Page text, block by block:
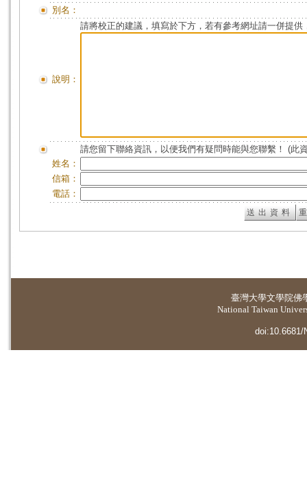
別名：
說明：
請將校正的建議，填寫於下方，若有參考網址請一併提供
請您留下聯絡資訊，以便我們有疑問時能與您聯繫！ (此
姓名：
信箱：
電話：
臺灣大學文學院佛
National Taiwan
doi:10.6681/